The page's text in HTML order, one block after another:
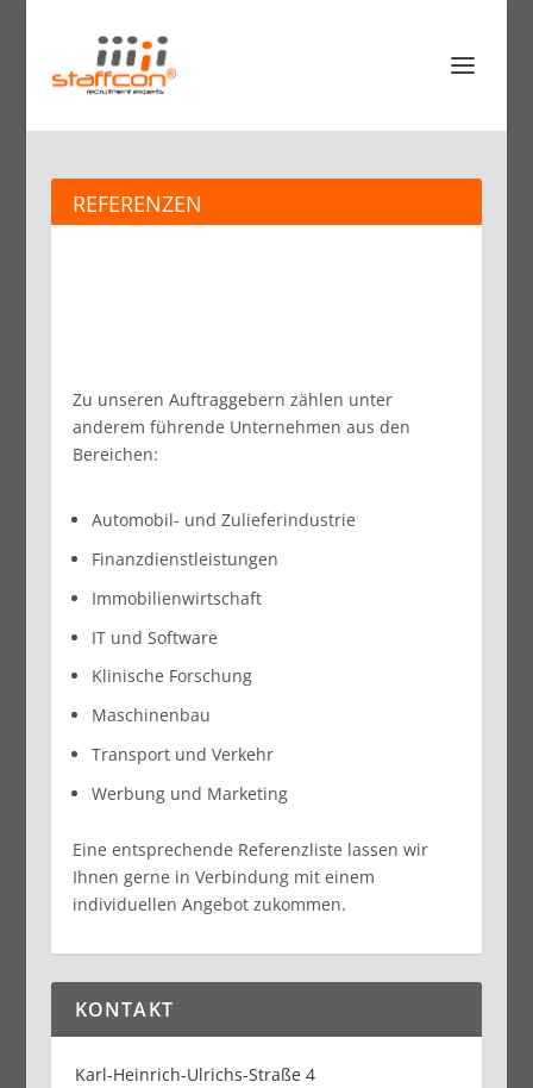
REFERENZEN
Zu unseren Auftraggebern zählen unter
anderem führende Unternehmen aus den
Bereichen:
Automobil- und Zulieferindustrie
Finanzdienstleistungen
Immobilienwirtschaft
IT und Software
Klinische Forschung
Maschinenbau
Transport und Verkehr
Werbung und Marketing
Eine entsprechende Referenzliste lassen wir
Ihnen gerne in Verbindung mit einem
individuellen Angebot zukommen.
KONTAKT
Karl-Heinrich-Ulrichs-Straße 4